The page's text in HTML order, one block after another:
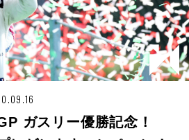
ガスリー優勝記念！